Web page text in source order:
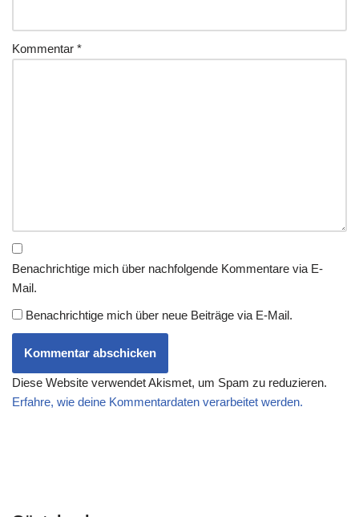
Kommentar *
Benachrichtige mich über nachfolgende Kommentare via E-
Mail.
Benachrichtige mich über neue Beiträge via E-Mail.
Diese Website verwendet Akismet, um Spam zu reduzieren.
Erfahre, wie deine Kommentardaten verarbeitet werden.